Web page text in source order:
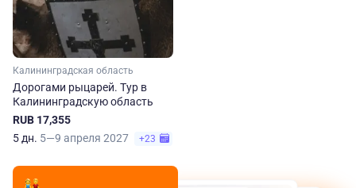
Калининградская область
Дорогами рыцарей. Тур в
Калининградскую область
RUB 17,355
5 дн. 5—9 апреля 2027 +23